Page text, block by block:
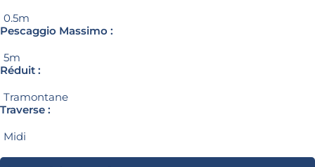
0.5m
Pescaggio Massimo :
5m
Réduit :
Tramontane
Traverse :
Midi